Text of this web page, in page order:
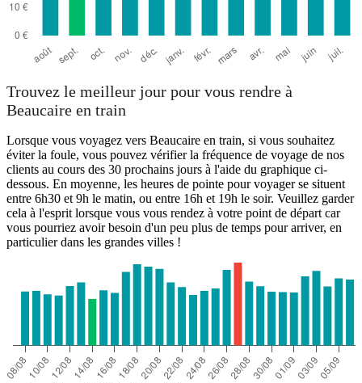
Trouvez le meilleur jour pour vous rendre à
Beaucaire en train
Lorsque vous voyagez vers Beaucaire en train, si vous souhaitez
éviter la foule, vous pouvez vérifier la fréquence de voyage de nos
clients au cours des 30 prochains jours à l'aide du graphique ci-
dessous. En moyenne, les heures de pointe pour voyager se situent
entre 6h30 et 9h le matin, ou entre 16h et 19h le soir. Veuillez garder
cela à l'esprit lorsque vous vous rendez à votre point de départ car
vous pourriez avoir besoin d'un peu plus de temps pour arriver, en
particulier dans les grandes villes !